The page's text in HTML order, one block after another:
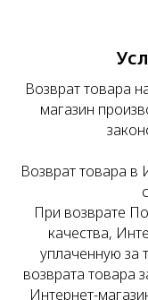
Возврат товара
магазин
Возврат товара в
При возврате
качества,
уплаченную за
возврата товара
Интернет-